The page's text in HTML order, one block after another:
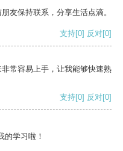
友保持联系，分享生活点滴。
支持[0] 反对[0]
常容易上手，让我能够快速熟
支持[0] 反对[0]
的学习啦！